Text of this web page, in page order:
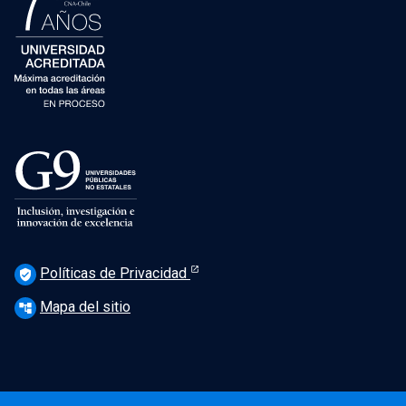
verified_user Políticas de Privacidad
account_tree Mapa del sitio